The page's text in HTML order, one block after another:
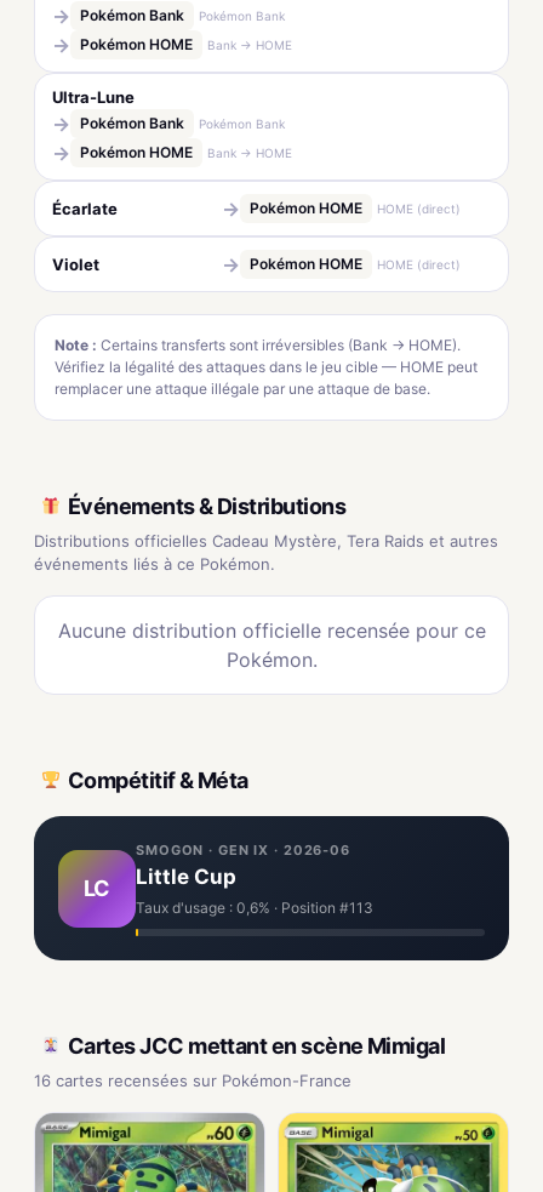
→ Pokémon Bank Pokémon Bank
→ Pokémon HOME Bank → HOME
Ultra-Lune
→ Pokémon Bank Pokémon Bank
→ Pokémon HOME Bank → HOME
Écarlate → Pokémon HOME HOME (direct)
Violet → Pokémon HOME HOME (direct)
Note : Certains transferts sont irréversibles (Bank → HOME).
Vérifiez la légalité des attaques dans le jeu cible — HOME peut
remplacer une attaque illégale par une attaque de base.
Événements & Distributions
Distributions officielles Cadeau Mystère, Tera Raids et autres
événements liés à ce Pokémon.
Aucune distribution officielle recensée pour ce
Pokémon.
Compétitif & Méta
LC
SMOGON · GEN IX · 2026-06
Little Cup
Taux d'usage : 0,6% · Position #113
Cartes JCC mettant en scène Mimigal
16 cartes recensées sur Pokémon-France